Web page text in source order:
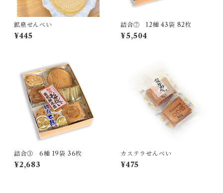
鉱泉せんべい
¥445
詰合⑦ 12種 43袋 82枚
¥5,504
詰合③ 6種 19袋 36枚
¥2,683
カステラせんべい
¥475